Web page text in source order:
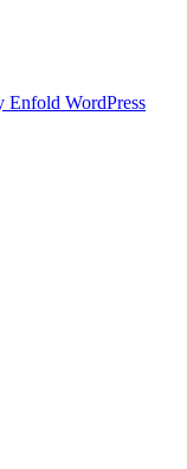
Enfold WordPress